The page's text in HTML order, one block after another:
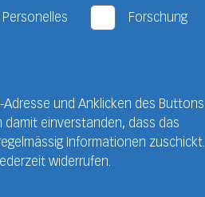
Personelles Forschung
Adresse und Anklicken des Buttons
damit einverstanden, dass das
Informationen zuschickt.
widerrufen.